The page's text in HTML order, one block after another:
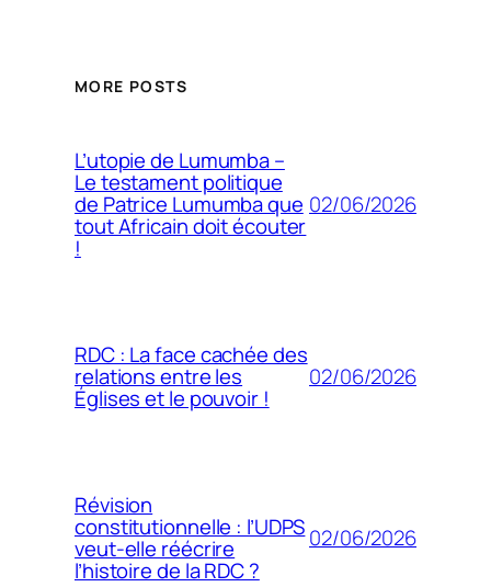
MORE POSTS
L’utopie de Lumumba –
Le testament politique
de Patrice Lumumba que
tout Africain doit écouter
!
02/06/2026
RDC : La face cachée des
relations entre les
Églises et le pouvoir !
02/06/2026
Révision
constitutionnelle : l’UDPS
veut-elle réécrire
l’histoire de la RDC ?
02/06/2026